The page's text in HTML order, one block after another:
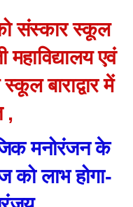
संस्कार स्कूल
एवं
बाराद्वार में
,
मनोरंजन के
को लाभ होगा-